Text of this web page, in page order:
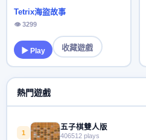
Tetrix海盜故事
👁 3299
▶ Play 收藏遊戲
熱門遊戲
1
五子棋雙人版
406512 plays